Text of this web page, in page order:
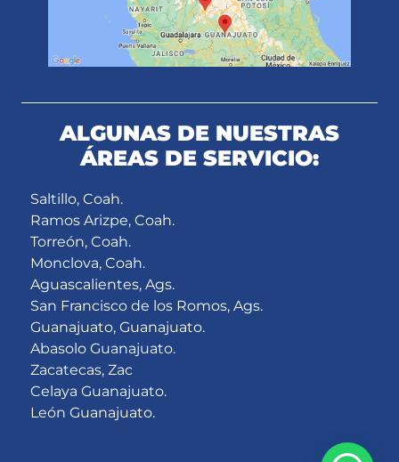
ALGUNAS DE NUESTRAS
ÁREAS DE SERVICIO:
Saltillo, Coah.
Ramos Arizpe, Coah.
Torreón, Coah.
Monclova, Coah.
Aguascalientes, Ags.
San Francisco de los Romos, Ags.
Guanajuato, Guanajuato.
Abasolo Guanajuato.
Zacatecas, Zac
Celaya Guanajuato.
León Guanajuato.